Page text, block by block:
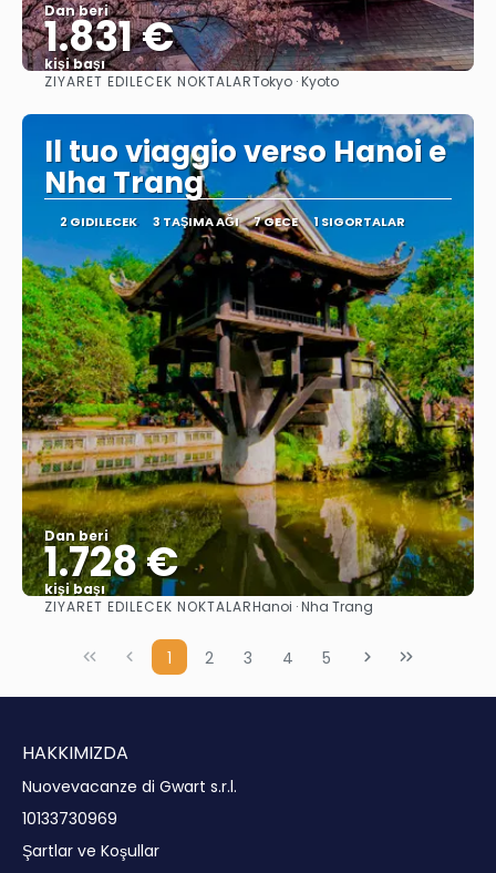
Dan beri
1.831 €
kişi başı
Görüntüle
ZIYARET EDILECEK NOKTALARTokyo · Kyoto
Il tuo viaggio verso Hanoi e
Nha Trang
2 GIDILECEK 3 TAŞIMA AĞI 7 GECE 1 SIGORTALAR
Dan beri
1.728 €
kişi başı
Görüntüle
ZIYARET EDILECEK NOKTALARHanoi · Nha Trang
1 2 3 4 5
HAKKIMIZDA
Nuovevacanze di Gwart s.r.l.
10133730969
Şartlar ve Koşullar